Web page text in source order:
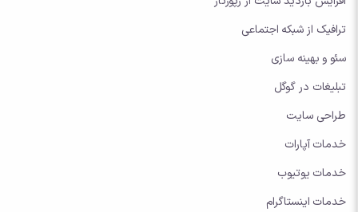
ترافیک از شبکه اجتماعی
سئو و بهینه سازی
تبلیغات در گوگل
طراحی سایت
خدمات آپارات
خدمات یوتیوب
خدمات اینستاگرام